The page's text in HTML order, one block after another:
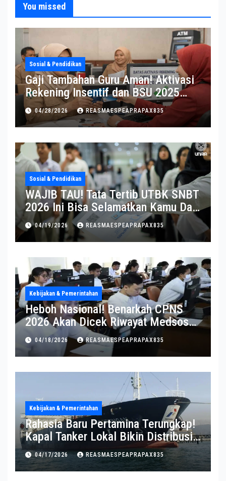
You missed
Sosial & Pendidikan
Gaji Tambahan Guru Aman! Aktivasi
Rekening Insentif dan BSU 2025
Diperpanjang
04/28/2026 REASMAESPEAPRAPAX835
Sosial & Pendidikan
WAJIB TAU! Tata Tertib UTBK SNBT
2026 Ini Bisa Selamatkan Kamu Dari
Diskualifikasi
04/19/2026 REASMAESPEAPRAPAX835
Kebijakan & Pemerintahan
Heboh Nasional! Benarkah CPNS
2026 Akan Dicek Riwayat Medsos?
Pernyataan BKN Bikin Heboh
04/18/2026 REASMAESPEAPRAPAX835
Kebijakan & Pemerintahan
Rahasia Baru Pertamina Terungkap!
Kapal Tanker Lokal Bikin Distribusi
RI Makin Kuat
04/17/2026 REASMAESPEAPRAPAX835